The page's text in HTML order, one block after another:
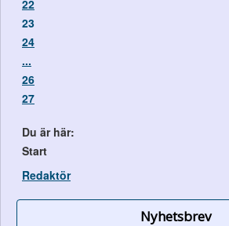
22
23
24
...
26
27
Du är här:
Start
Redaktör
Nyhetsbrev